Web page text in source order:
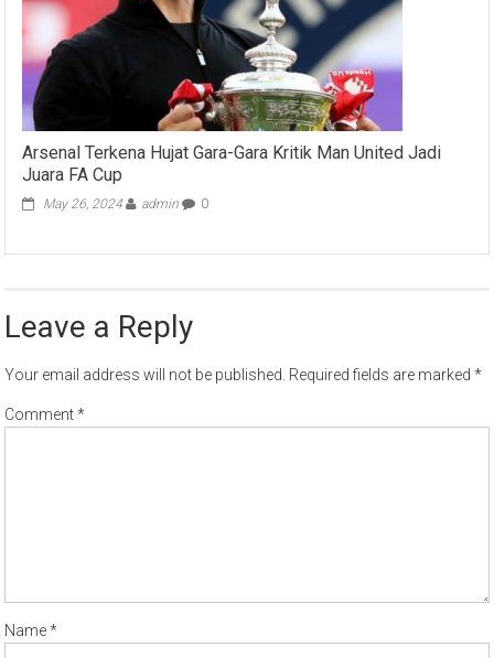
Arsenal Terkena Hujat Gara-Gara Kritik Man United Jadi
Juara FA Cup
May 26, 2024 admin 0
Leave a Reply
Your email address will not be published. Required fields are marked*
Comment*
Name*